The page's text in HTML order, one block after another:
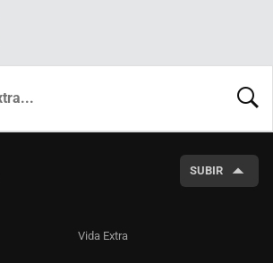
SUBIR
Vida Extra